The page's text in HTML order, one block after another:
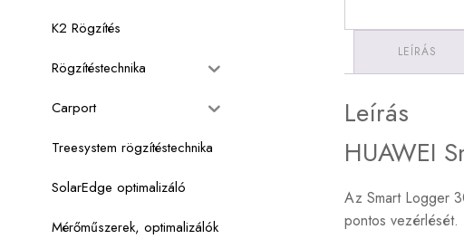
K2 Rögzítés
Rögzítéstechnika
Carport
Treesystem rögzítéstechnika
SolarEdge optimalizáló
Mérőműszerek, optimalizálók
LEÍRÁS
Leírás
HUAWEI
Az Smart Logger
pontos vezérlését.